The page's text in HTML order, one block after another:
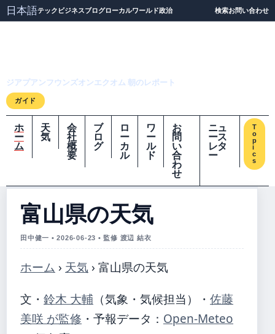
日本語テック ビジネスブログローカルワールド政治 検索お問い合わせ
ジアプアンフウンズオンエクオム 朝のレポート
ガイド
ホ
ー
ム
天
気
会
社
概
要
ブ
ロ
グ
ロ
ー
カ
ル
ワ
ー
ル
ド
お
問
い
合
わ
せ
ニュ
ース
レタ
ー
T
o
p
i
c
s
富山県の天気
田中健一 • 2026-06-23 • 監修 渡辺 結衣
ホーム › 天気 › 富山県の天気
文・ 鈴木 大輔 （気象・気候担当） ・ 佐藤
美咲 が監修 ・ 予報データ： Open-Meteo